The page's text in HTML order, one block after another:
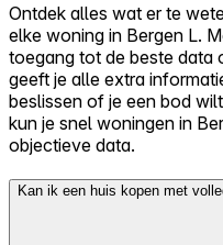
Ontdek alles wat er te
elke woning in Bergen L.
toegang tot de beste data
geeft je alle extra
beslissen of je een bod
kun je snel woningen in
objectieve data.
Kan ik een huis kopen met